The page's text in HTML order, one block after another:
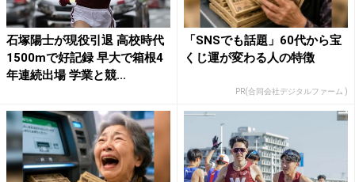
石塚陽士が現役引退 高校時代
1500mで好記録 早大で箱根4
年連続出場 学業と競...
「SNSでも話題」60代から宝
くじ運が変わる人の特徴
PR(合同会社デジタルファーム )